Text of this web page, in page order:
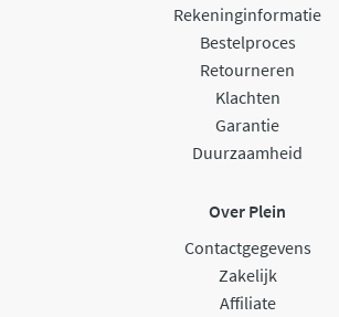
Rekeninginformatie
Bestelproces
Retourneren
Klachten
Garantie
Duurzaamheid
Over Plein
Contactgegevens
Zakelijk
Affiliate